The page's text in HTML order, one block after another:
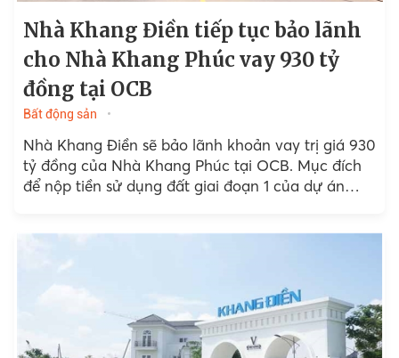
Nhà Khang Điền tiếp tục bảo lãnh
cho Nhà Khang Phúc vay 930 tỷ
đồng tại OCB
Bất động sản
Nhà Khang Điền sẽ bảo lãnh khoản vay trị giá 930
tỷ đồng của Nhà Khang Phúc tại OCB. Mục đích
để nộp tiền sử dụng đất giai đoạn 1 của dự án